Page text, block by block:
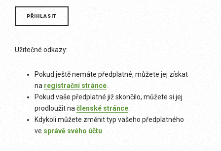
Užitečné odkazy:
Pokud ještě nemáte předplatné, můžete jej získat
na registrační stránce
Pokud vaše předplatné již skončilo, můžete si jej
prodloužit na členské stránce
Kdykoli můžete změnit typ vašeho předplatného
ve správě svého účtu